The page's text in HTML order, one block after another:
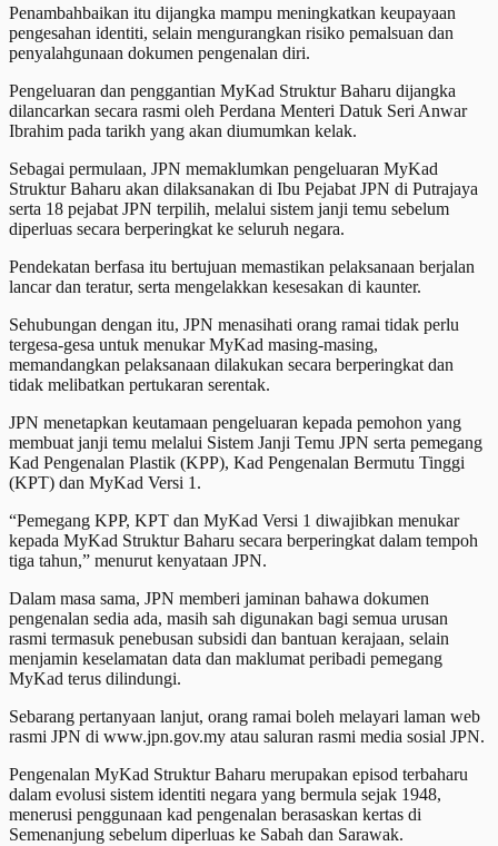
Penambahbaikan itu dijangka mampu meningkatkan keupayaan
pengesahan identiti, selain mengurangkan risiko pemalsuan dan
penyalahgunaan dokumen pengenalan diri.
Pengeluaran dan penggantian MyKad Struktur Baharu dijangka
dilancarkan secara rasmi oleh Perdana Menteri Datuk Seri Anwar
Ibrahim pada tarikh yang akan diumumkan kelak.
Sebagai permulaan, JPN memaklumkan pengeluaran MyKad
Struktur Baharu akan dilaksanakan di Ibu Pejabat JPN di Putrajaya
serta 18 pejabat JPN terpilih, melalui sistem janji temu sebelum
diperluas secara berperingkat ke seluruh negara.
Pendekatan berfasa itu bertujuan memastikan pelaksanaan berjalan
lancar dan teratur, serta mengelakkan kesesakan di kaunter.
Sehubungan dengan itu, JPN menasihati orang ramai tidak perlu
tergesa-gesa untuk menukar MyKad masing-masing,
memandangkan pelaksanaan dilakukan secara berperingkat dan
tidak melibatkan pertukaran serentak.
JPN menetapkan keutamaan pengeluaran kepada pemohon yang
membuat janji temu melalui Sistem Janji Temu JPN serta pemegang
Kad Pengenalan Plastik (KPP), Kad Pengenalan Bermutu Tinggi
(KPT) dan MyKad Versi 1.
“Pemegang KPP, KPT dan MyKad Versi 1 diwajibkan menukar
kepada MyKad Struktur Baharu secara berperingkat dalam tempoh
tiga tahun,” menurut kenyataan JPN.
Dalam masa sama, JPN memberi jaminan bahawa dokumen
pengenalan sedia ada, masih sah digunakan bagi semua urusan
rasmi termasuk penebusan subsidi dan bantuan kerajaan, selain
menjamin keselamatan data dan maklumat peribadi pemegang
MyKad terus dilindungi.
Sebarang pertanyaan lanjut, orang ramai boleh melayari laman web
rasmi JPN di www.jpn.gov.my atau saluran rasmi media sosial JPN.
Pengenalan MyKad Struktur Baharu merupakan episod terbaharu
dalam evolusi sistem identiti negara yang bermula sejak 1948,
menerusi penggunaan kad pengenalan berasaskan kertas di
Semenanjung sebelum diperluas ke Sabah dan Sarawak.